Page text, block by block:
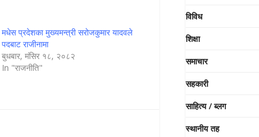
मधेस प्रदेशका मुख्यमन्त्री सरोजकुमार यादवले
पदबाट राजीनामा
बुधबार, मंसिर १८, २०८२
In "राजनीति"
विविध
शिक्षा
समाचार
सहकारी
साहित्य / ब्लग
स्थानीय तह